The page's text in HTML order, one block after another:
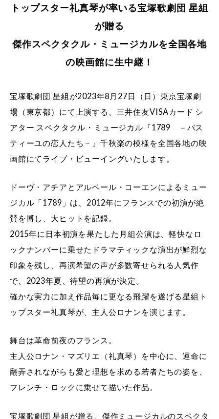
トップスター礼真琴が率いる宝塚歌劇団 星組
が贈る
傑作スペクタクル・ミュージカルを全国各地
の映画館に生中継！
宝塚歌劇団 星組が2023年8月27日（日）東京宝塚劇
場（東京都）にて上演する、三井住友VISAカード シ
アター スペクタクル・ミュージカル『1789 －バス
ティーユの恋人たち－』千秋楽の模様を全国各地の映
画館にてライブ・ビューイングいたします。
ドーヴ・アチアとアルベール・コーエンによるミュー
ジカル「1789」は、2012年にフランスでの初演が絶
賛を博し、大ヒットを記録。
2015年に日本初演を果たした月組公演は、軽快なロ
ックナンバーに乗せたドラマティックな演出が鮮烈な
印象を残し、再演希望の声が多数寄せられる人気作
で、2023年夏、待望の再演が決定。
確かな実力に加え作品毎に更なる飛躍を遂げる星組ト
ップスター礼真琴が、主人公ロナンを演じます。
舞台は革命前夜のフランス。
主人公ロナン・マズリエ（礼真琴）を中心に、運命に
翻弄されながらも愛と理想を求める若者たちの姿を、
フレンチ・ロックに乗せて描いた作品。
宝塚歌劇団 星組が贈る、傑作ミュージカルのスペクタ